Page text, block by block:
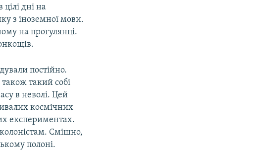
дні на
з іноземної мови.
на прогулянці.
постійно.
такий собі
в неволі. Цей
космічних
експериментах.
Смішно,
полоні.